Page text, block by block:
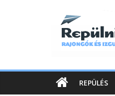
REPÜLÉS